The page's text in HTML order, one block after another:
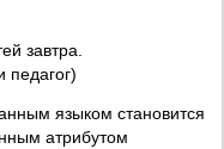
завтра.
языком становится
атрибутом